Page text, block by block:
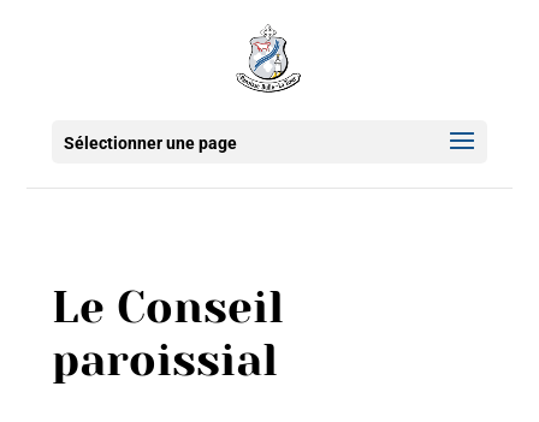
Sélectionner une page
Le Conseil
paroissial